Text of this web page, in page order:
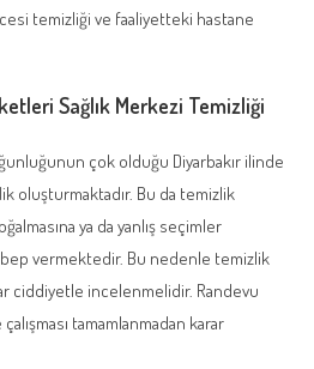
temizliği ve faaliyetteki hastane
Sağlık Merkezi Temizliği
çok olduğu Diyarbakır ilinde
oluşturmaktadır. Bu da temizlik
ya da yanlış seçimler
vermektedir. Bu nedenle temizlik
ciddiyetle incelenmelidir. Randevu
tamamlanmadan karar